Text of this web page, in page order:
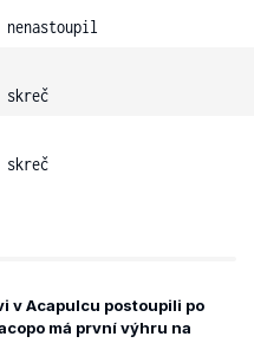
nenastoupil
skreč
skreč
v Acapulcu postoupili po
má první výhru na